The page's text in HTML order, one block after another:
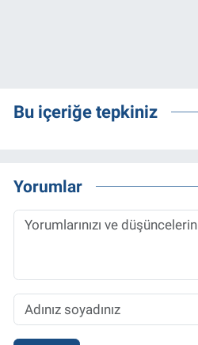
Bu içeriğe tepkiniz
Yorumlar